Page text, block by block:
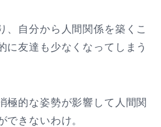
、自分から人間関係を築くこ
に友達も少なくなってしまう
極的な姿勢が影響して人間関
できないわけ。